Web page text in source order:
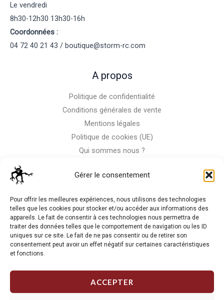
Gérer le consentement
Pour offrir les meilleures expériences, nous utilisons des technologies
telles que les cookies pour stocker et/ou accéder aux informations des
appareils. Le fait de consentir à ces technologies nous permettra de
traiter des données telles que le comportement de navigation ou les ID
uniques sur ce site. Le fait de ne pas consentir ou de retirer son
consentement peut avoir un effet négatif sur certaines caractéristiques
et fonctions.
ACCEPTER
Le vendredi
8h30-12h30 13h30-16h
Coordonnées :
04 72 40 21 43 / boutique@storm-rc.com
A propos
Politique de confidentialité
Conditions générales de vente
Mentions légales
Politique de cookies (UE)
Qui sommes nous ?
La RC n'est pas notre seule passion, venez visiter notre shop
de motos